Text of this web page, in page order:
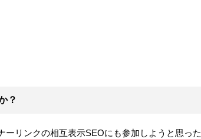
？
ーリンクの相互表示SEOにも参加しようと思った